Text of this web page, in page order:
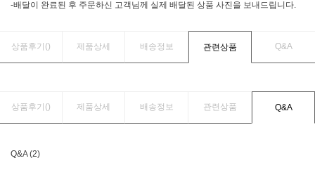
-배달이 완료된 후 주문하신 고객님께 실제 배달된 상품 사진을 보내드립니다.
상품후기() 제품상세 배송정보 관련상품 Q&A
상품후기() 제품상세 배송정보 관련상품 Q&A
Q&A (2)